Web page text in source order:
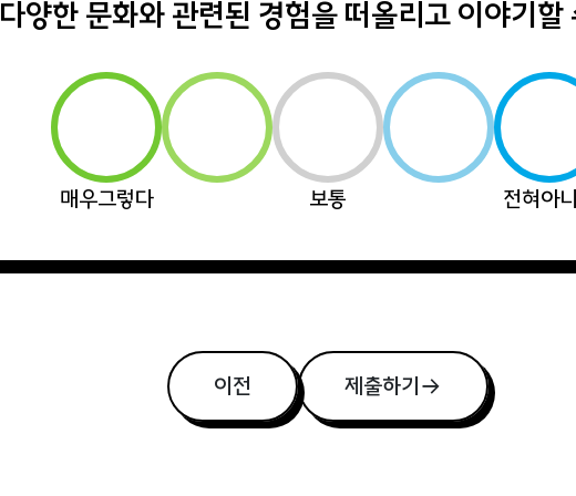
다양한 문화와 관련된 경험을 떠올리고 이야기할
매우그렇다 보통 전혀아
이전 제출하기